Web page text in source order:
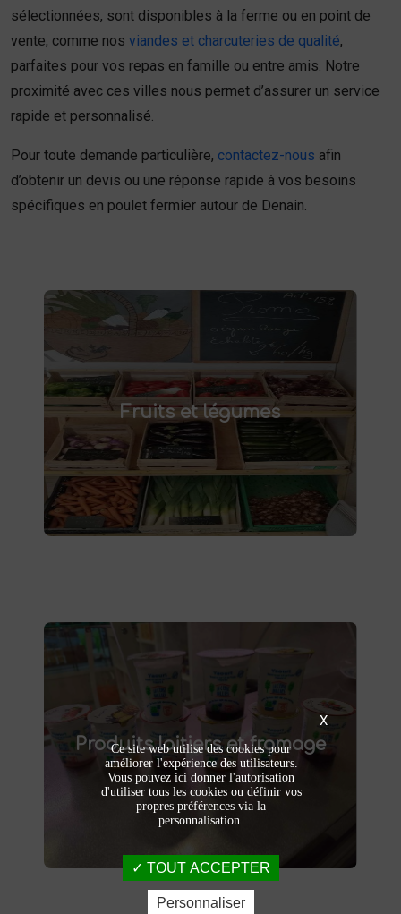
sélectionnées, sont disponibles à la ferme ou en point de
vente, comme nos viandes et charcuteries de qualité,
parfaites pour vos repas en famille ou entre amis. Notre
proximité avec ces villes nous permet d’assurer un service
rapide et personnalisé.
Pour toute demande particulière, contactez-nous afin
d’obtenir un devis ou une réponse rapide à vos besoins
spécifiques en poulet fermier autour de Denain.
Fruits et légumes
Fruits et légumes
Achetez des
fruits et légumes frais à Saint-
Saulve
et savourez des produits de saison,
cultivés localement. Goûtez la différence :
des produits sains et respectueux de
l'environnement. Vente directe à la ferme ou
livraison à domicile.
Produits laitiers et fromage
Produits laitiers et fromage
Dégustez nos
produits laitiers et fromages à
Saint-Saulve
. Yaourts crémeux, fromages
affinés et autres délices laitiers vous
attendent dans notre ferme. Livraison et
vente directe à la ferme pour une fraîcheur
garantie.
X
Ce site web utilise des cookies pour
améliorer l'expérience des utilisateurs.
Vous pouvez ici donner l'autorisation
d'utiliser tous les cookies ou définir vos
propres préférences via la
personnalisation.
TOUT ACCEPTER
Personnaliser